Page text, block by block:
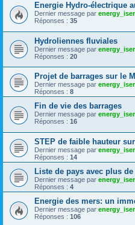
Energie Hydro-électrique
Dernier message par
Réponses : 35
Hydroliennes fluviales
Dernier message par
Réponses : 20
Projet de barrages sur le
Dernier message par
Réponses : 8
Fin de vie des barrages
Dernier message par
Réponses : 16
STEP de faible hauteur
Dernier message par
Réponses : 14
Liste de pays avec plus
Dernier message par
Réponses : 4
Energie des mers: un
Dernier message par
Réponses : 106